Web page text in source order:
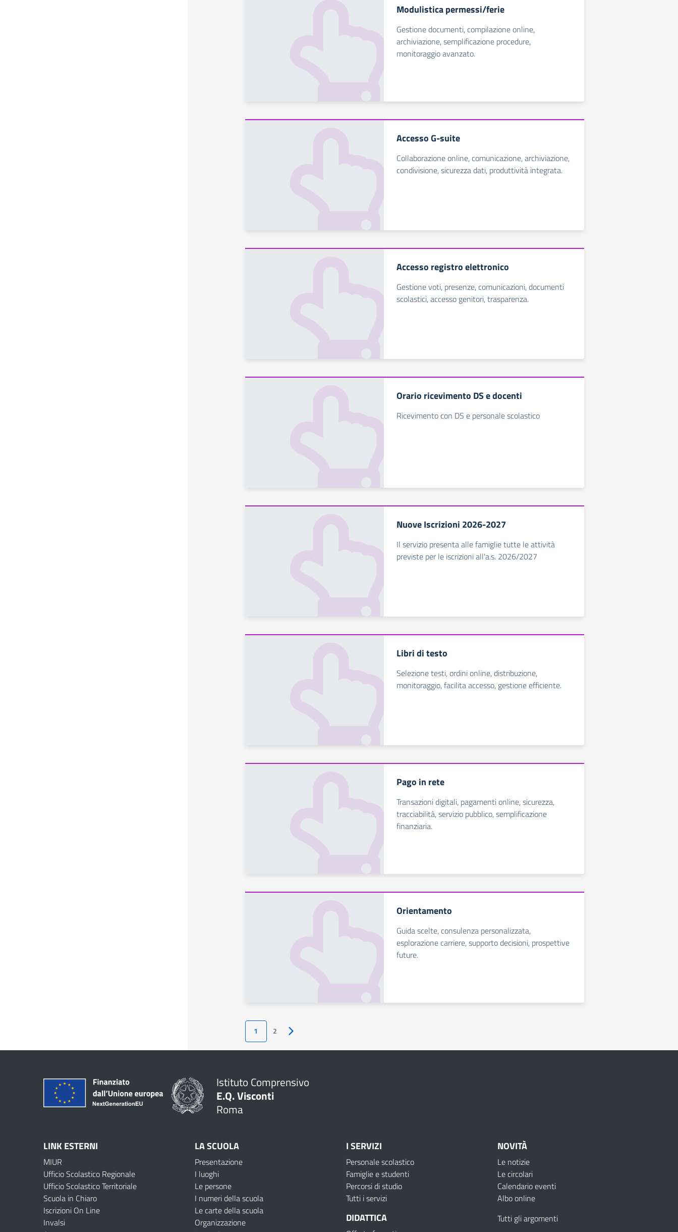
Modulistica permessi/ferie
Gestione documenti, compilazione online,
archiviazione, semplificazione procedure,
monitoraggio avanzato.
Accesso G-suite
Collaborazione online, comunicazione, archiviazione,
condivisione, sicurezza dati, produttività integrata.
Accesso registro elettronico
Gestione voti, presenze, comunicazioni, documenti
scolastici, accesso genitori, trasparenza.
Orario ricevimento DS e docenti
Ricevimento con DS e personale scolastico
Nuove Iscrizioni 2026-2027
Il servizio presenta alle famiglie tutte le attività
previste per le iscrizioni all'a.s. 2026/2027
Libri di testo
Selezione testi, ordini online, distribuzione,
monitoraggio, facilita accesso, gestione efficiente.
Pago in rete
Transazioni digitali, pagamenti online, sicurezza,
tracciabilità, servizio pubblico, semplificazione
finanziaria.
Orientamento
Guida scelte, consulenza personalizzata,
esplorazione carriere, supporto decisioni, prospettive
future.
1 2 Pagina successiva
Istituto Comprensivo
E.Q. Visconti
Roma
LINK ESTERNI
MIUR
Ufficio Scolastico Regionale
Ufficio Scolastico Territoriale
Scuola in Chiaro
Iscrizioni On Line
Invalsi
LA SCUOLA
Presentazione
I luoghi
Le persone
I numeri della scuola
Le carte della scuola
Organizzazione
I SERVIZI
Personale scolastico
Famiglie e studenti
Percorsi di studio
Tutti i servizi
DIDATTICA
NOVITÀ
Le notizie
Le circolari
Calendario eventi
Albo online
Tutti gli argomenti